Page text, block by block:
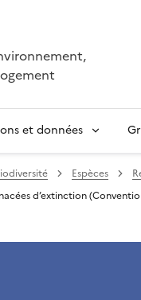
et données
Espèces
d’extinction